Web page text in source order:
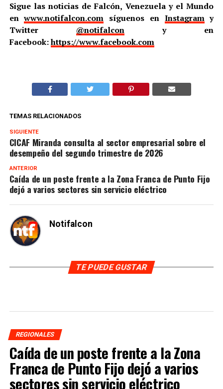
Sigue las noticias de Falcón, Venezuela y el Mundo
enwww.notifalcon.com síguenos en Instagramy
Twitter @notifalcony en
Facebook:https://www.facebook.com
TEMAS RELACIONADOS
SIGUIENTE
CICAF Miranda consulta al sector empresarial sobre el
desempeño del segundo trimestre de 2026
ANTERIOR
Caída de un poste frente a la Zona Franca de Punto Fijo
dejó a varios sectores sin servicio eléctrico
Notifalcon
TE PUEDE GUSTAR
REGIONALES
Caída de un poste frente a la Zona
Franca de Punto Fijo dejó a varios
sectores sin servicio eléctrico